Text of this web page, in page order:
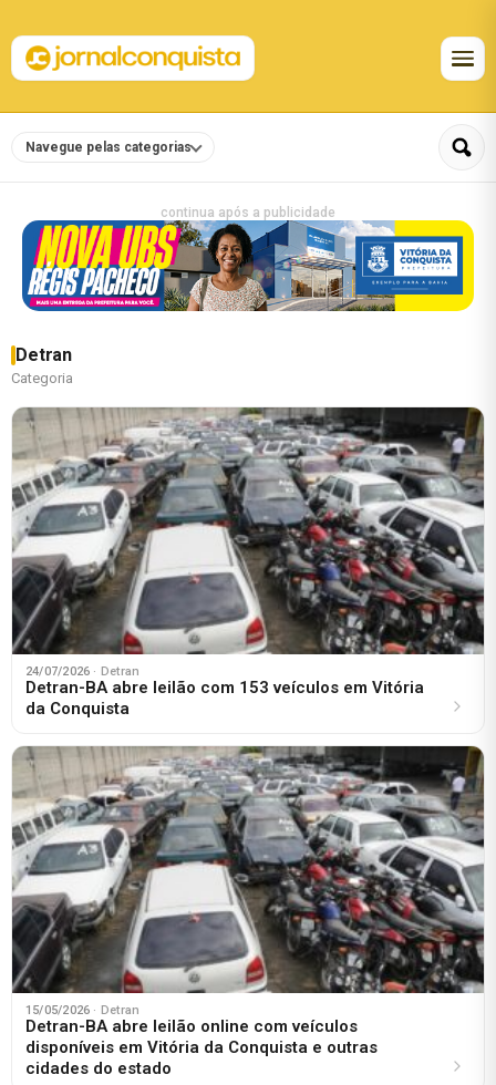
Navegue pelas categorias
continua após a publicidade
Detran
Categoria
24/07/2026 · Detran
Detran-BA abre leilão com 153 veículos em Vitória
da Conquista
15/05/2026 · Detran
Detran-BA abre leilão online com veículos
disponíveis em Vitória da Conquista e outras
cidades do estado